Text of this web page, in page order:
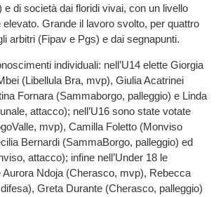
di società dai floridi vivai, con un livello
Grande il lavoro svolto, per quattro
arbitri (Fipav e Pgs) e dai segnapunti.
individuali: nell’U14 elette Giorgia
(Libellula Bra, mvp), Giulia Acatrinei
Fornara (Sammaborgo, palleggio) e Linda
attacco); nell’U16 sono state votate
mvp), Camilla Foletto (Monviso
Bernardi (SammaBorgo, palleggio) ed
attacco); infine nell’Under 18 le
Aurora Ndoja (Cherasco, mvp), Rebecca
Greta Durante (Cherasco, palleggio)